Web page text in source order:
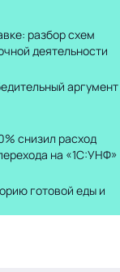
разбор схем
деятельности
аргумент
снизил расход
на «1С:УНФ»
готовой еды и